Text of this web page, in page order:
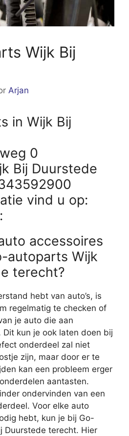
Wijk Bij
Arjan
in Wijk Bij
0
Bij Duurstede
vind u op:
accessoires
autoparts Wijk
terecht?
hebt van auto’s, is
regelmatig te checken of
je auto die aan
Dit kun je ook laten doen bij
onderdeel zal niet
zijn, maar door er te
kan een probleem erger
aantasten.
ondervinden van een
Voor elke auto
hebt, kun je bij Go-
Duurstede terecht. Hier